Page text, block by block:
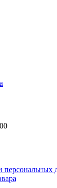
персональных